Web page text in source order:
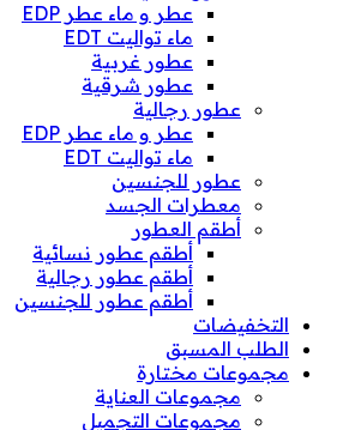
عطر و ماء عطر EDP
ماء تواليت EDT
عطور غربية
عطور شرقية
عطور رجالية
عطر و ماء عطر EDP
ماء تواليت EDT
عطور للجنسين
معطرات الجسد
أطقم العطور
أطقم عطور نسائية
أطقم عطور رجالية
أطقم عطور للجنسين
التخفيضات
الطلب المسبق
مجموعات مختارة
مجموعات العناية
مجموعات التجميل